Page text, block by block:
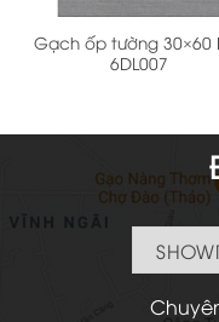
Gạch ốp tường 30×60
6DL007